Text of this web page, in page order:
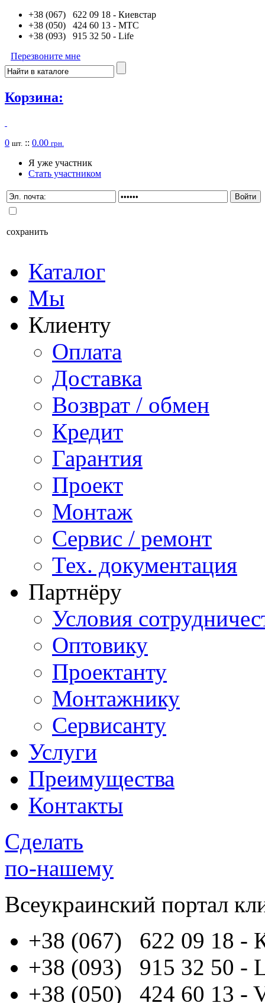
+38 (067) 622 09 18 - Киевстар
+38 (050) 424 60 13 - MTC
+38 (093) 915 32 50 - Life
Перезвоните мне
Корзина:
0 шт. :: 0.00 грн.
Я уже участник
Стать участником
сохранить
Каталог
Мы
Клиенту
Оплата
Доставка
Возврат / обмен
Кредит
Гарантия
Проект
Монтаж
Сервис / ремонт
Тех. документация
Партнёру
Условия
Оптовику
Проектанту
Монтажнику
Сервисанту
Услуги
Преимущества
Контакты
Сделать
по-нашему
Всеукраинский портал
+38 (067) 622 09 18 -
+38 (093) 915 32 50 -
+38 (050) 424 60 13 -